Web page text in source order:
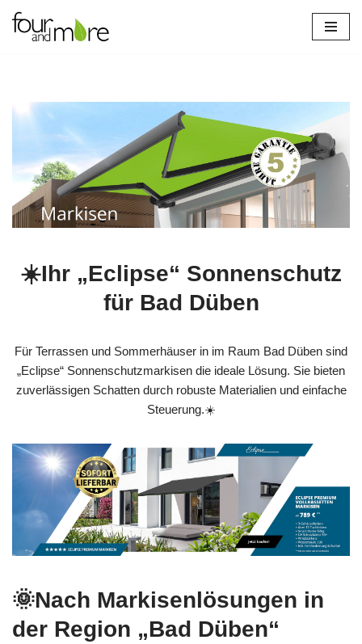
Zum
☀️Ihr „Eclipse“ Sonnenschutz
für Bad Düben
Für Terrassen und Sommerhäuser in im Raum Bad Düben sind
„Eclipse“ Sonnenschutzmarkisen die ideale Lösung. Sie bieten
zuverlässigen Schatten durch robuste Materialien und einfache
Steuerung.☀️
🌞Nach Markisenlösungen in
der Region „Bad Düben“